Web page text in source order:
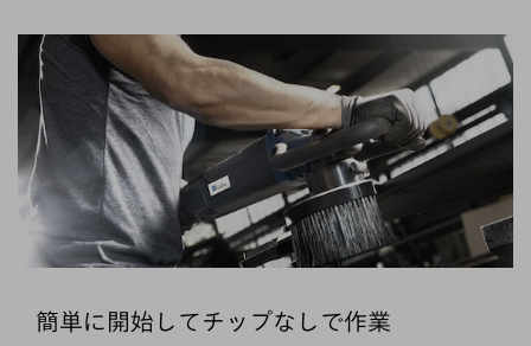
簡単に開始してチップなしで作業